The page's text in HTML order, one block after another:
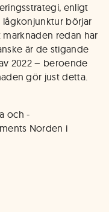
enligt
lågkonjunktur börjar
redan har
är de stigande
2022 – beroende
gör just detta.
och -
Norden i